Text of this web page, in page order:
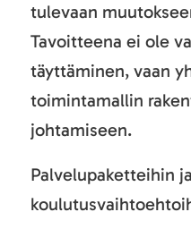
tulevaan
Tavoitteena ei ole
täyttäminen, vaan
toimintamallin
johtamiseen.
Palvelupaketteihin ja